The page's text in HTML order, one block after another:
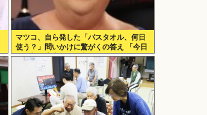
マツコ、自ら発した「バスタオル、何日
使う？」問いかけに驚がくの答え 「今日
は全部、本当のこと言うわ」